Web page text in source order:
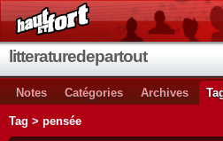
litteraturedepartout
Notes Catégories Archives
Tag > pensée